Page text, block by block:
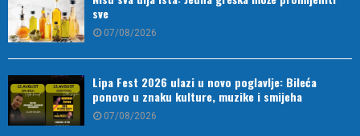
sve
07/08/2026
Lipa Fest 2026 ulazi u novo poglavlje: Bileća
ponovo u znaku kulture, muzike i smijeha
07/08/2026